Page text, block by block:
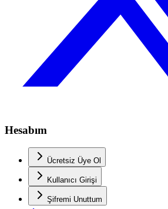
Hesabım
Ücretsiz Üye Ol
Kullanıcı Girişi
Şifremi Unuttum